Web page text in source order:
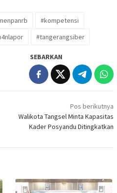
#kompetensi
#tangerangsiber
SEBARKAN
Pos berikutnya
Walikota Tangsel Minta Kapasitas
Kader Posyandu Ditingkatkan